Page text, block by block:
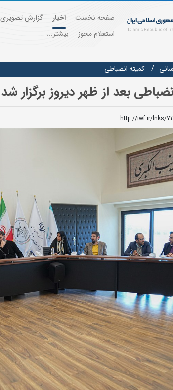
صفحه نخست اخبار گزارش تصویری
استعلام مجوز
بیشتر...
کمیته انضباطی
بعد از ظهر دیروز برگزار شد
http://iwf.ir/lnks/